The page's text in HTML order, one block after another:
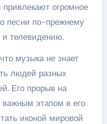
огромное
песни по-прежнему
и телевидению.
музыка не знает
людей разных
Его прорыв на
этапом в его
иконой мировой